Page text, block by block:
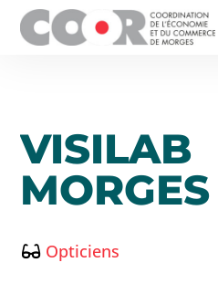
VISILAB
MORGES
Opticiens